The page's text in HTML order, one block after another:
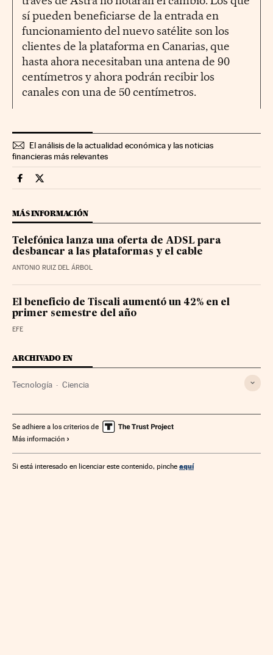
sí pueden beneficiarse de la entrada en
funcionamiento del nuevo satélite son los
clientes de la plataforma en Canarias, que
hasta ahora necesitaban una antena de 90
centímetros y ahora podrán recibir los
canales con una de 50 centímetros.
El análisis de la actualidad económica y las noticias
financieras más relevantes
Companias Cinco Días en Facebook
Companias Cinco Días en Twitter
MÁS INFORMACIÓN
Telefónica lanza una oferta de ADSL para
desbancar a las plataformas y el cable
ANTONIO RUIZ DEL ÁRBOL
El beneficio de Tiscali aumentó un 42% en el
primer semestre del año
EFE
ARCHIVADO EN
Tecnología Ciencia
Se adhiere a los criterios de
Más información
Si está interesado en licenciar este contenido, pinche aquí